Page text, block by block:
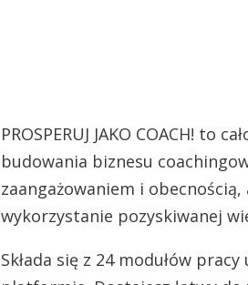
PROSPERUJ JAKO COACH! to
budowania biznesu
zaangażowaniem i obecnością,
wykorzystanie pozyskiwanej
Składa się z 24 modułów